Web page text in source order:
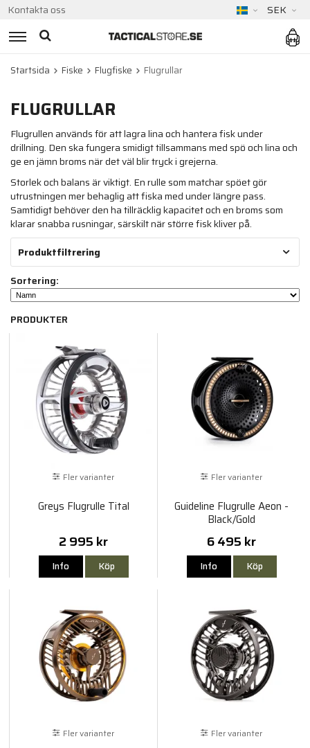
Kontakta oss SEK
Startsida Fiske Flugfiske Flugrullar
FLUGRULLAR
Flugrullen används för att lagra lina och hantera fisk under
drillning. Den ska fungera smidigt tillsammans med spö och lina och
ge en jämn broms när det väl blir tryck i grejerna.
Storlek och balans är viktigt. En rulle som matchar spöet gör
utrustningen mer behaglig att fiska med under längre pass.
Samtidigt behöver den ha tillräcklig kapacitet och en broms som
klarar snabba rusningar, särskilt när större fisk kliver på.
Produktfiltrering
Sortering:
PRODUKTER
Fler varianter
Greys Flugrulle Tital
2 995 kr
Info Köp
Fler varianter
Guideline Flugrulle Aeon -
Black/Gold
6 495 kr
Info Köp
Fler varianter Fler varianter